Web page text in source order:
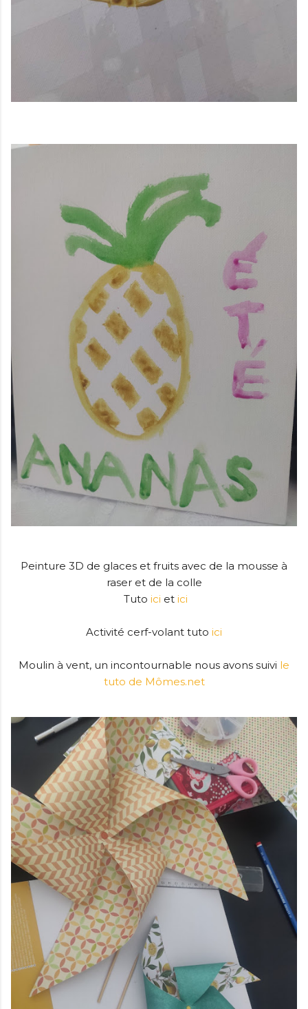
Peinture 3D de glaces et fruits avec de la mousse à
raser et de la colle
Tuto ici et ici
Activité cerf-volant tuto ici
Moulin à vent, un incontournable nous avons suivi le
tuto de Mômes.net